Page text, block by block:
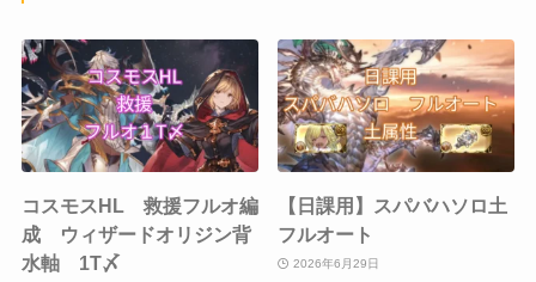
コスモスHL 救援フルオ編
成 ウィザードオリジン背
水軸 1T〆
【日課用】スパバハソロ土
フルオート
2026年6月29日